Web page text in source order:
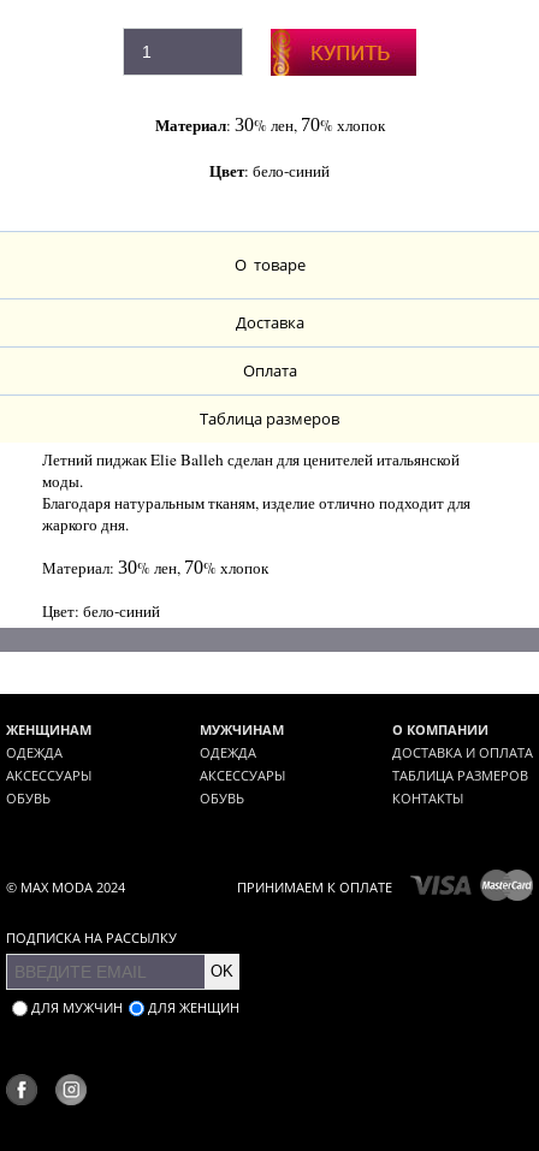
Материал: 30%лен, 70%хлопок
Цвет: бело-синий
О товаре
Доставка
Оплата
Таблица размеров
Летний пиджак Elie Balleh сделан для ценителей итальянской
моды.
Благодаря натуральным тканям, изделие отлично подходит для
жаркого дня.
Материал: 30%лен, 70%хлопок
Цвет: бело-синий
ЖЕНЩИНАМ
ОДЕЖДА
АКСЕССУАРЫ
ОБУВЬ
МУЖЧИНАМ
ОДЕЖДА
АКСЕССУАРЫ
ОБУВЬ
О КОМПАНИИ
ДОСТАВКА И ОПЛАТА
ТАБЛИЦА РАЗМЕРОВ
КОНТАКТЫ
© MAX MODA 2024 ПРИНИМАЕМ К ОПЛАТЕ
ПОДПИСКА НА РАССЫЛКУ
OK
ДЛЯ МУЖЧИН
ДЛЯ ЖЕНЩИН